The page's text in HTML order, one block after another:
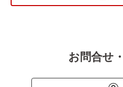
お問合せ